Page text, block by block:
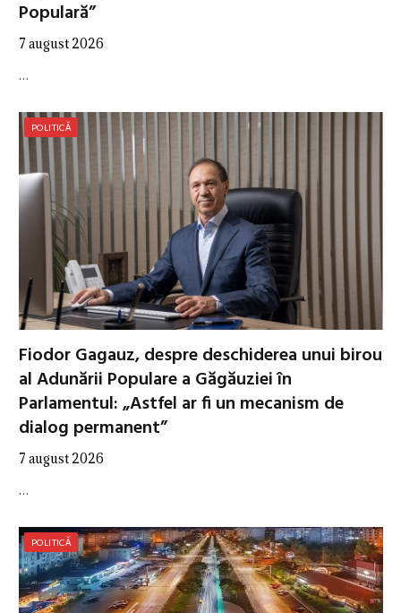
Populară”
7 august 2026
…
POLITICĂ
Fiodor Gagauz, despre deschiderea unui birou
al Adunării Populare a Găgăuziei în
Parlamentul: „Astfel ar fi un mecanism de
dialog permanent”
7 august 2026
…
POLITICĂ